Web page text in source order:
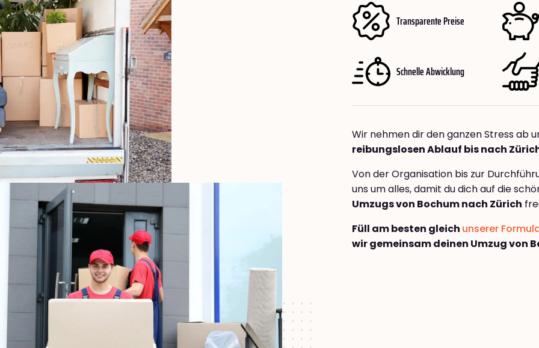
Transparente Preise
Schnelle Abwicklung
Wir nehmen dir den ganzen Stress ab
reibungslosen Ablauf bis nach
Von der Organisation bis zur
uns um alles, damit du dich auf die
Umzugs von Bochum nach Zürich
Füll am besten gleich unserer
wir gemeinsam deinen Umzug von